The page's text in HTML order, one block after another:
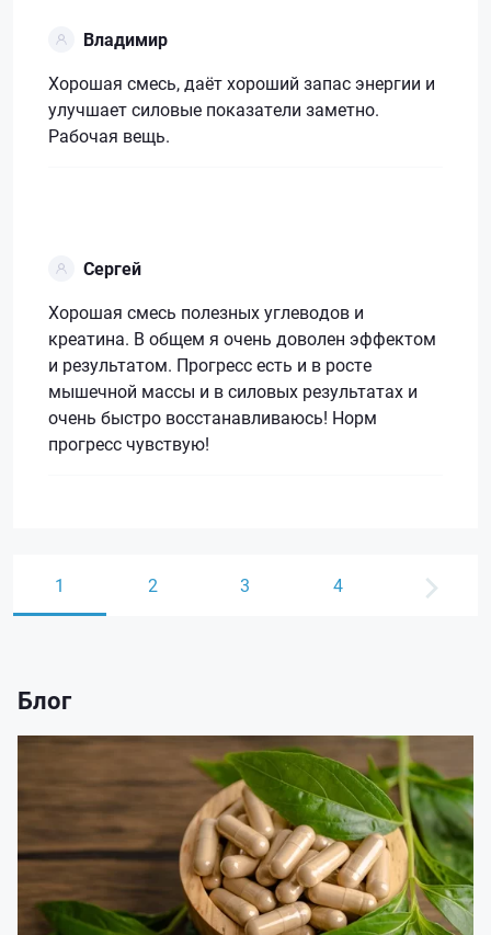
Владимир
Хорошая смесь, даёт хороший запас энергии и
улучшает силовые показатели заметно.
Рабочая вещь.
Сергей
Хорошая смесь полезных углеводов и
креатина. В общем я очень доволен эффектом
и результатом. Прогресс есть и в росте
мышечной массы и в силовых результатах и
очень быстро восстанавливаюсь! Норм
прогресс чувствую!
1 2 3 4
Блог